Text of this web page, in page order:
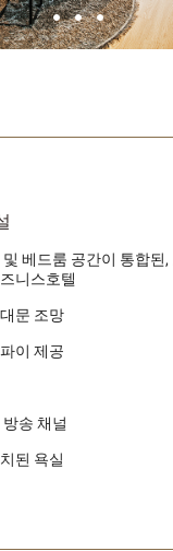
베드룸 공간이 통합된
니스호텔
문 조망
이 제공
송 채널
된 욕실